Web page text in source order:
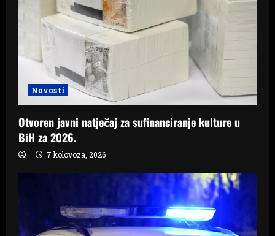
Novosti
Otvoren javni natječaj za sufinanciranje kulture u
BiH za 2026.
7 kolovoza, 2026